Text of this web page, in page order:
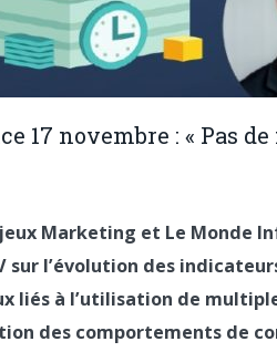
17 novembre : « Pas
Marketing et Le Monde
sur l’évolution des
liés à l’utilisation de
des comportements de